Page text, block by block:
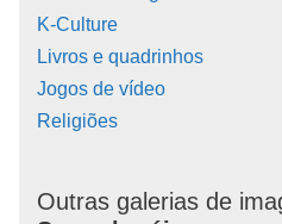
K-Culture
Livros e quadrinhos
Jogos de vídeo
Religiões
Outras galerias de